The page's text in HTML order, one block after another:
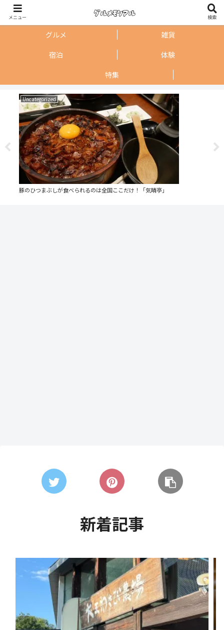
グルメ
雑貨
宿泊
体験
特集
Uncategorized
豚のひつまぶしが食べられるのは全国ここだけ！「気晴亭」
新着記事
メニュー 検索